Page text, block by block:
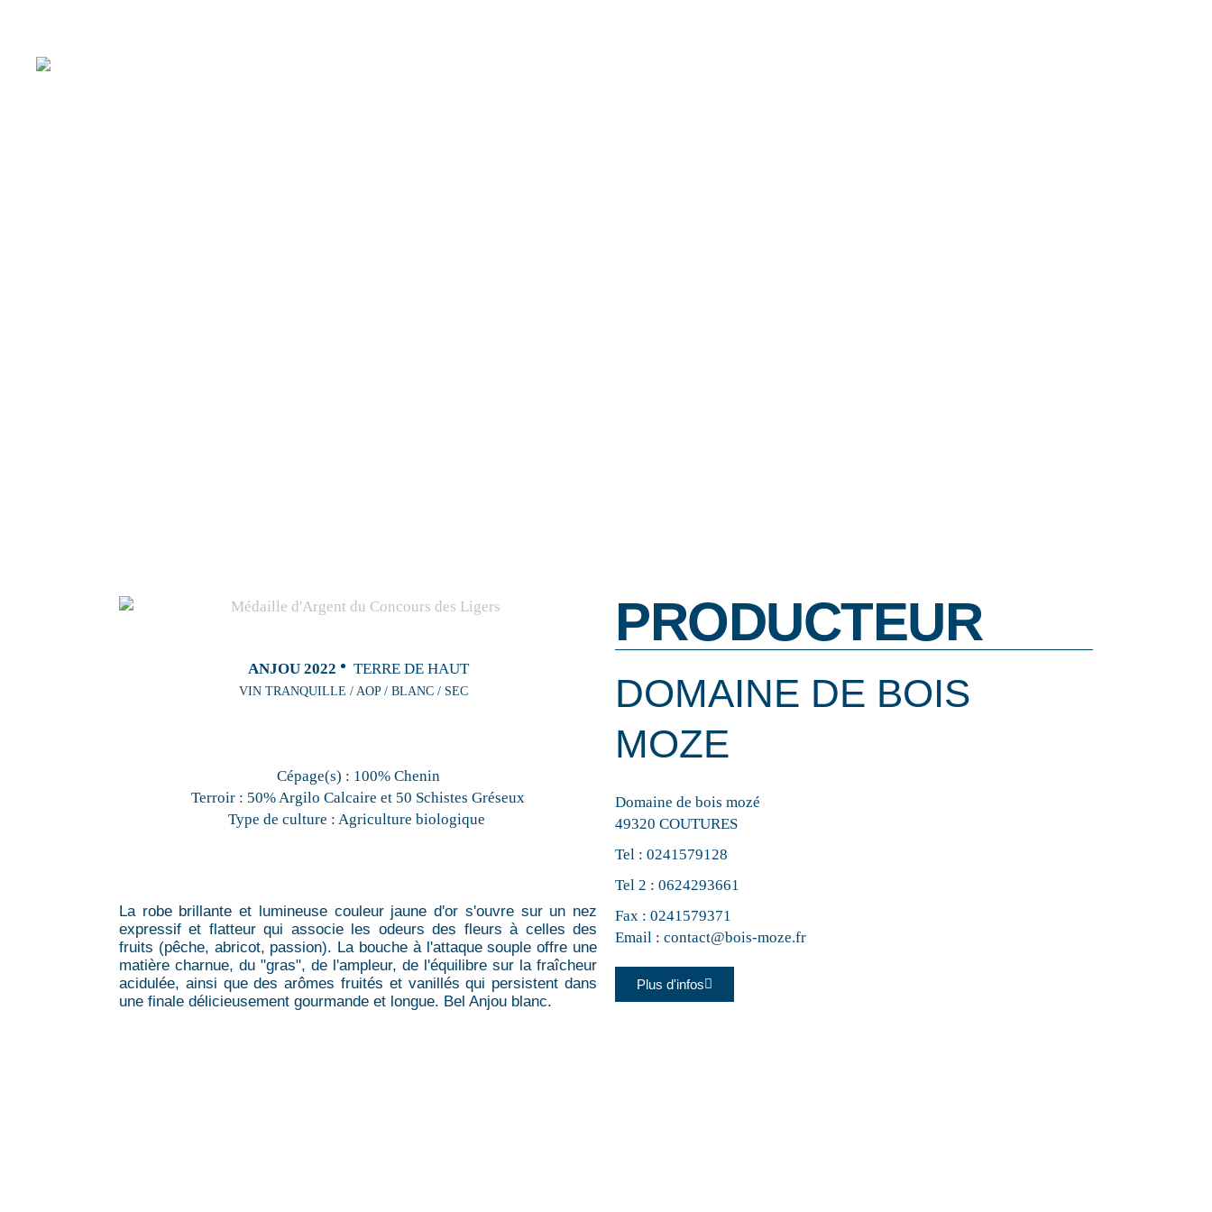
ANJOU 2022 TERRE DE HAUT
VIN TRANQUILLE / AOP / BLANC / SEC
Cépage(s) : 100% Chenin
Terroir : 50% Argilo Calcaire et 50 Schistes Gréseux
Type de culture : Agriculture biologique
La robe brillante et lumineuse couleur jaune d'or s'ouvre sur un nez
expressif et flatteur qui associe les odeurs des fleurs à celles des
fruits (pêche, abricot, passion). La bouche à l'attaque souple offre une
matière charnue, du "gras", de l'ampleur, de l'équilibre sur la fraîcheur
acidulée, ainsi que des arômes fruités et vanillés qui persistent dans
une finale délicieusement gourmande et longue. Bel Anjou blanc.
PRODUCTEUR
DOMAINE DE BOIS
MOZE
Domaine de bois mozé
49320 COUTURES
Tel : 0241579128
Tel 2 : 0624293661
Fax : 0241579371
Email : contact@bois-moze.fr
Plus d'infos